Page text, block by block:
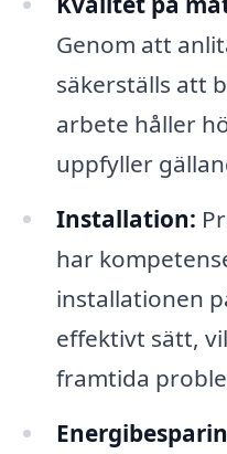
Genom att
säkerställs att
arbete håller
uppfyller
Installation:
har
installationen
effektivt sätt,
framtida